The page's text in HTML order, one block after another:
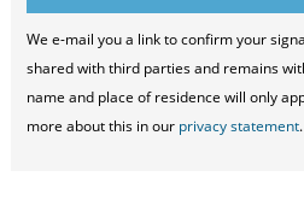
We e-mail you a link to confirm your
shared with third parties and remains
name and place of residence will only
more about this in our privacy statement.